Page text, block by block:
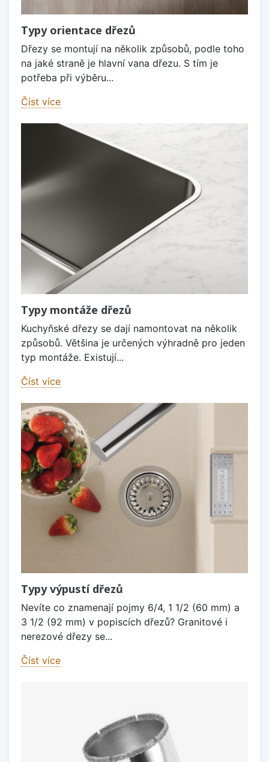
Typy orientace dřezů
Dřezy se montují na několik způsobů, podle toho
na jaké straně je hlavní vana dřezu. S tím je
potřeba při výběru...
Číst více
Typy montáže dřezů
Kuchyňské dřezy se dají namontovat na několik
způsobů. Většina je určených výhradně pro jeden
typ montáže. Existují...
Číst více
Typy výpustí dřezů
Nevíte co znamenají pojmy 6/4, 1 1/2 (60 mm) a
3 1/2 (92 mm) v popiscích dřezů? Granitové i
nerezové dřezy se...
Číst více